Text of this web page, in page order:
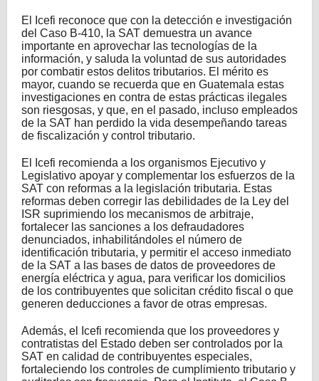
El Icefi reconoce que con la detección e investigación
del Caso B-410, la SAT demuestra un avance
importante en aprovechar las tecnologías de la
información, y saluda la voluntad de sus autoridades
por combatir estos delitos tributarios. El mérito es
mayor, cuando se recuerda que en Guatemala estas
investigaciones en contra de estas prácticas ilegales
son riesgosas, y que, en el pasado, incluso empleados
de la SAT han perdido la vida desempeñando tareas
de fiscalización y control tributario.
El Icefi recomienda a los organismos Ejecutivo y
Legislativo apoyar y complementar los esfuerzos de la
SAT con reformas a la legislación tributaria. Estas
reformas deben corregir las debilidades de la Ley del
ISR suprimiendo los mecanismos de arbitraje,
fortalecer las sanciones a los defraudadores
denunciados, inhabilitándoles el número de
identificación tributaria, y permitir el acceso inmediato
de la SAT a las bases de datos de proveedores de
energía eléctrica y agua, para verificar los domicilios
de los contribuyentes que solicitan crédito fiscal o que
generen deducciones a favor de otras empresas.
Además, el Icefi recomienda que los proveedores y
contratistas del Estado deben ser controlados por la
SAT en calidad de contribuyentes especiales,
fortaleciendo los controles de cumplimiento tributario y